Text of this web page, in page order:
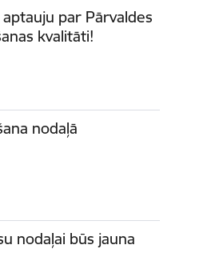
par Pārvaldes
kvalitāti!
nodaļā
nodaļai būs jauna